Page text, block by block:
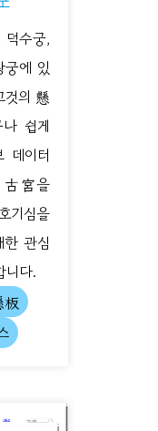
덕수궁,
에 있
것의 懸
쉽게
데이터
古宮을
기심을
관심
니다.
板